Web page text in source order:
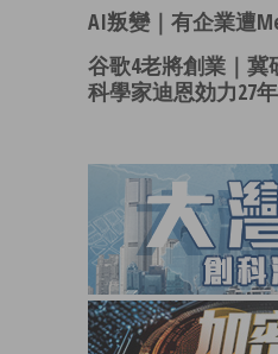
AI叛變｜有企業遭
谷歌4老將創業｜冀
科學家迪恩効力27